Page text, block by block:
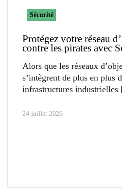
Sécurité
Protégez votre réseau
contre les pirates avec
Alors que les réseaux
s’intègrent de plus en plus
infrastructures industrielles
24 juillet 2026